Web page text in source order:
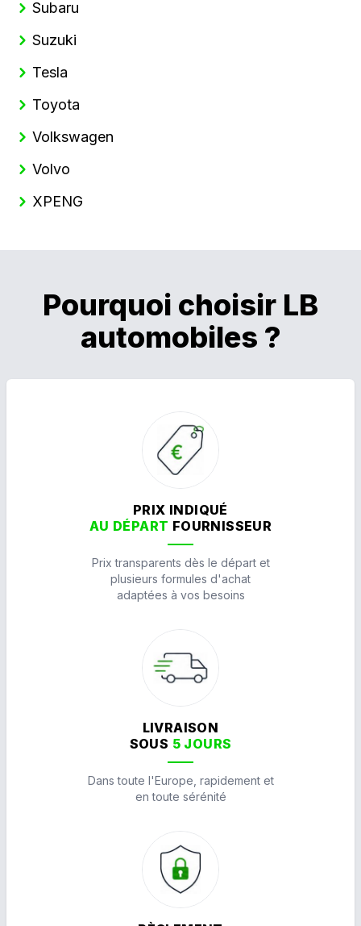
Subaru
Suzuki
Tesla
Toyota
Volkswagen
Volvo
XPENG
Pourquoi choisir LB
automobiles ?
PRIX INDIQUÉ
AU DÉPART FOURNISSEUR
Prix transparents dès le départ et
plusieurs formules d'achat
adaptées à vos besoins
LIVRAISON
SOUS 5 JOURS
Dans toute l'Europe, rapidement et
en toute sérénité